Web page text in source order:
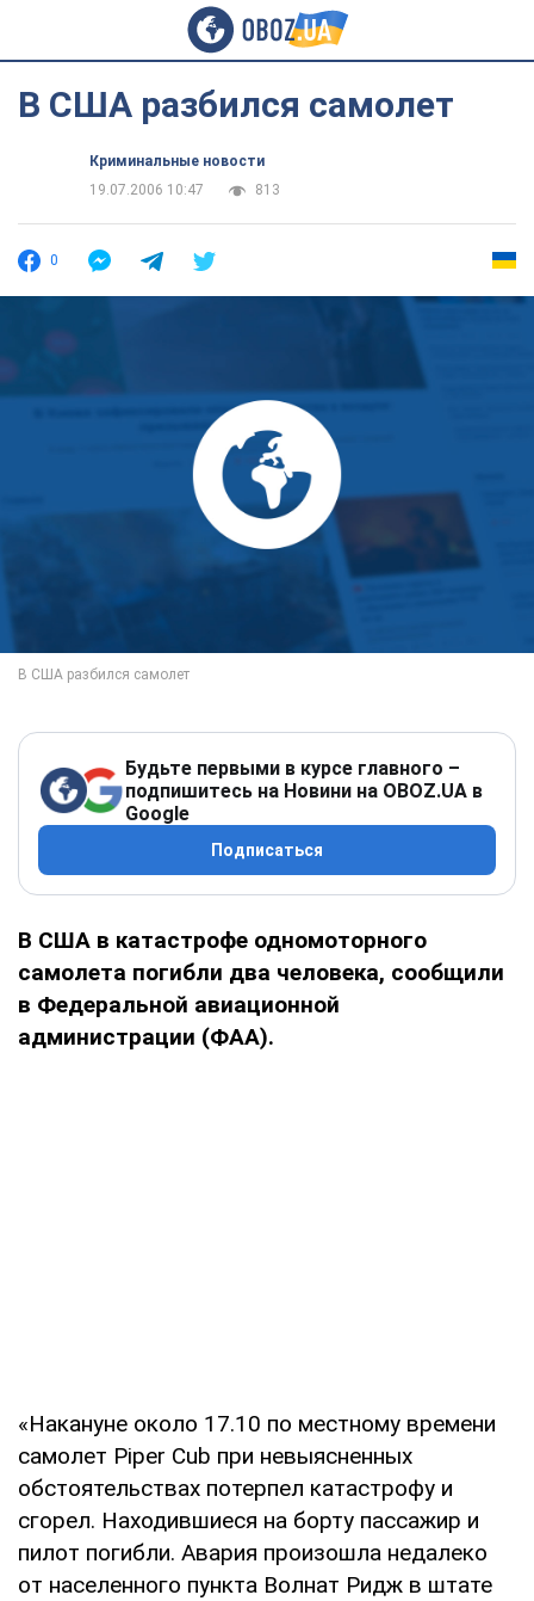
В США разбился самолет
Криминальные новости
19.07.2006 10:47
813
0
Будьте первыми в курсе главного –
подпишитесь на Новини на OBOZ.UA в
Google
Подписаться
В США в катастрофе одномоторного
самолета погибли два человека, сообщили
в Федеральной авиационной
администрации (ФАА).
«Накануне около 17.10 по местному времени
самолет Piper Cub при невыясненных
обстоятельствах потерпел катастрофу и
сгорел. Находившиеся на борту пассажир и
пилот погибли. Авария произошла недалеко
от населенного пункта Волнат Ридж в штате